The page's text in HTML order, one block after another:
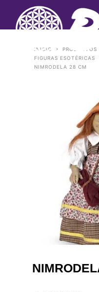
INICIO
FIGURAS ESOTÉRICAS
NIMRODELA 28 CM